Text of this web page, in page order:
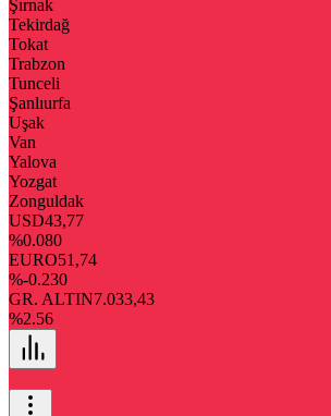
Şırnak
Tekirdağ
Tokat
Trabzon
Tunceli
Şanlıurfa
Uşak
Van
Yalova
Yozgat
Zonguldak
USD43,77
%0.080
EURO51,74
%-0.230
GR. ALTIN7.033,43
%2.56